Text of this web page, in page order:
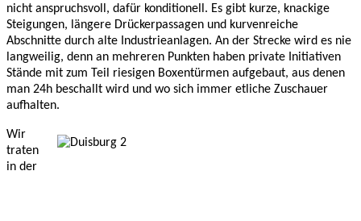
nicht anspruchsvoll, dafür konditionell. Es gibt kurze, knackige
Steigungen, längere Drückerpassagen und kurvenreiche
Abschnitte durch alte Industrieanlagen. An der Strecke wird es nie
langweilig, denn an mehreren Punkten haben private Initiativen
Stände mit zum Teil riesigen Boxentürmen aufgebaut, aus denen
man 24h beschallt wird und wo sich immer etliche Zuschauer
aufhalten.
Wir
traten
in der